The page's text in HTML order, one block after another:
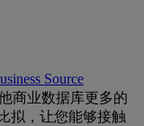
Source
商业数据库更多的
拟，让您能够接触